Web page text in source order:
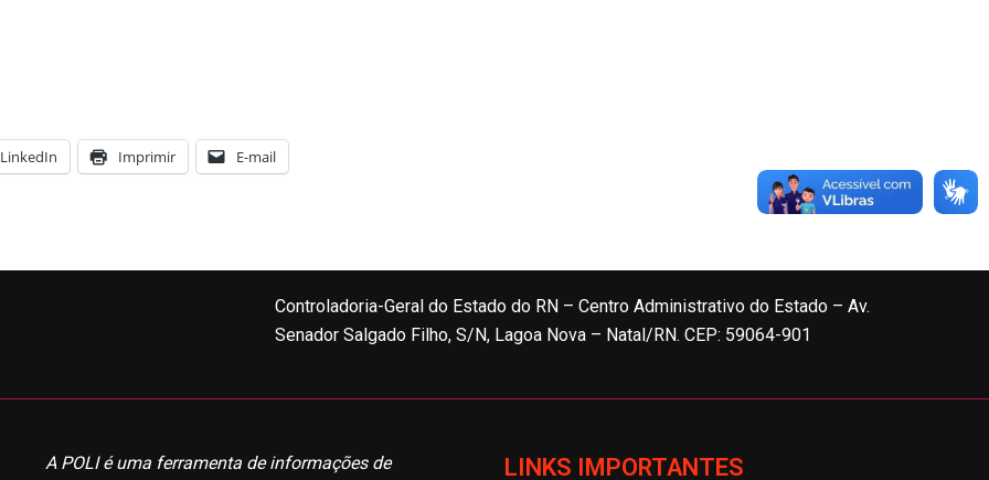
LinkedIn Imprimir E-mail
Controladoria-Geral do Estado do RN – Centro Administrativo do Estado – Av.
Senador Salgado Filho, S/N, Lagoa Nova – Natal/RN. CEP: 59064-901
A POLI é uma ferramenta de informações de LINKS IMPORTANTES